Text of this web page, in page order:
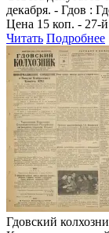
декабря. - Гдов :
Цена 15 коп. - 27-
Читать Подробнее
Гдовский